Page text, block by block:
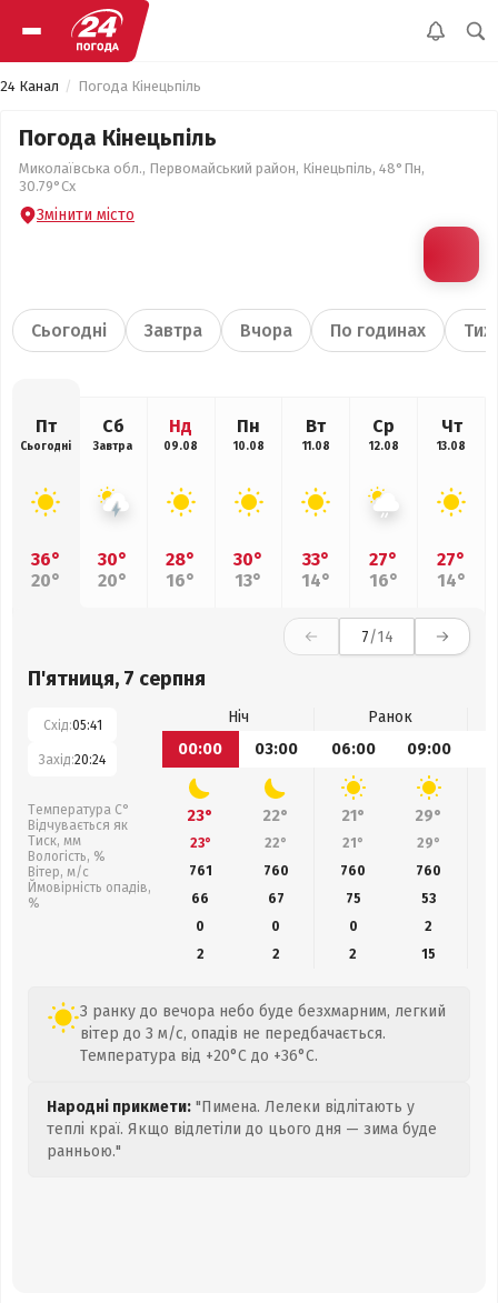
24 Канал Погода Кінецьпіль
Погода Кінецьпіль
Миколаївська обл., Первомайський район, Кінецьпіль, 48°Пн,
30.79°Сх
Змінити місто
Сьогодні Завтра Вчора По годинах
Пт
Сьогодні
36°
20°
Сб
Завтра
30°
20°
Нд
09.08
28°
16°
Пн
10.08
30°
13°
Вт
11.08
33°
14°
Ср
12.08
27°
16°
Чт
13.08
27°
14°
7/14
П'ятниця, 7 серпня
Схід:05:41
Захід:20:24
Температура С°
Відчувається як
Тиск, мм
Вологість, %
Вітер, м/с
Ймовірність опадів,
%
Ніч
Ранок
00:00
03:00 06:00 09:00
23° 22° 21° 29°
23° 22° 21° 29°
761
760 760 760
66
67 75
53
0
0 0
2
2
2 2 15
З ранку до вечора небо буде безхмарним, легкий
вітер до 3 м/с, опадів не передбачається.
Температура від +20°C до +36°C.
Народні прикмети: "Пимена. Лелеки відлітають у
теплі краї. Якщо відлетіли до цього дня — зима буде
ранньою."